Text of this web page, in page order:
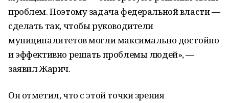
проблем. Поэтому задача федеральной власти —
сделать так, чтобы руководители
муниципалитетов могли максимально достойно
и эффективно решать проблемы людей», —
заявил Жарич.
Он отметил, что с этой точки зрения